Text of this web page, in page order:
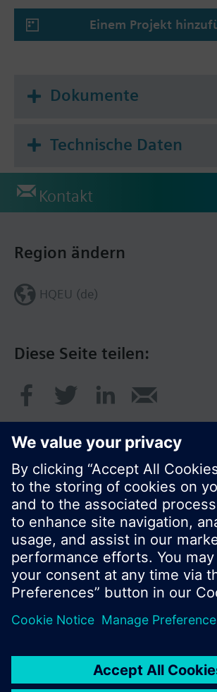
Applikation wählbar:
2-Rohr-Systeme
4-Rohr-Systeme
Einem Projekt
Dokumente
Technische Daten
Kontakt
Diese Seite teilen:
Region ändern
HQEU (de)
© Siemens Schweiz AG 2017
Produktangebot und Preise können
variieren.
Nutzungsbedingungen